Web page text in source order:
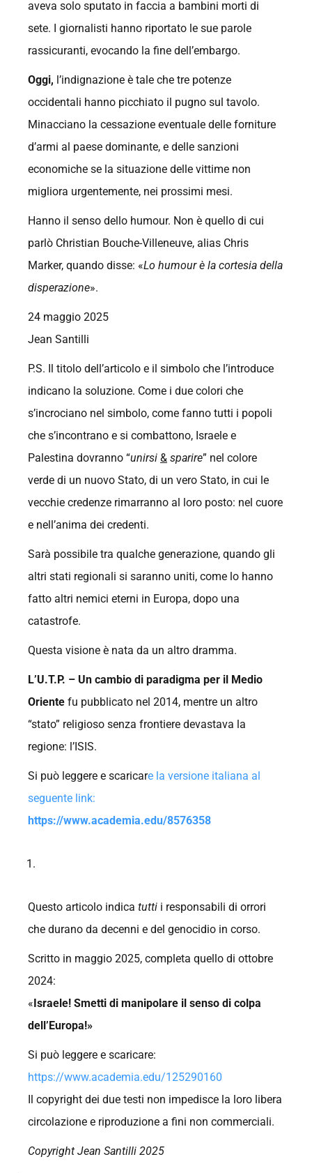
aveva solo sputato in faccia a bambini morti di
sete. I giornalisti hanno riportato le sue parole
rassicuranti, evocando la fine dell’embargo.
Oggi, l’indignazione è tale che tre potenze
occidentali hanno picchiato il pugno sul tavolo.
Minacciano la cessazione eventuale delle forniture
d’armi al paese dominante, e delle sanzioni
economiche se la situazione delle vittime non
migliora urgentemente, nei prossimi mesi.
Hanno il senso dello humour. Non è quello di cui
parlò Christian Bouche-Villeneuve, alias Chris
Marker, quando disse: «Lo humour è la cortesia della
disperazione».
24 maggio 2025
Jean Santilli
P.S. Il titolo dell’articolo e il simbolo che l’introduce
indicano la soluzione. Come i due colori che
s’incrociano nel simbolo, come fanno tutti i popoli
che s’incontrano e si combattono, Israele e
Palestina dovranno “unirsi & sparire” nel colore
verde di un nuovo Stato, di un vero Stato, in cui le
vecchie credenze rimarranno al loro posto: nel cuore
e nell’anima dei credenti.
Sarà possibile tra qualche generazione, quando gli
altri stati regionali si saranno uniti, come lo hanno
fatto altri nemici eterni in Europa, dopo una
catastrofe.
Questa visione è nata da un altro dramma.
L’U.T.P. – Un cambio di paradigma per il Medio
Oriente fu pubblicato nel 2014, mentre un altro
“stato” religioso senza frontiere devastava la
regione: l’ISIS.
Si può leggere e scaricare la versione italiana al
seguente link:
https://www.academia.edu/8576358
Questo articolo indica tutti i responsabili di orrori
che durano da decenni e del genocidio in corso.
Scritto in maggio 2025, completa quello di ottobre
2024:
«Israele! Smetti di manipolare il senso di colpa
dell’Europa!»
Si può leggere e scaricare:
https://www.academia.edu/125290160
Il copyright dei due testi non impedisce la loro libera
circolazione e riproduzione a fini non commerciali.
Copyright Jean Santilli 2025